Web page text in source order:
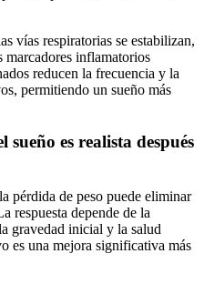
vías respiratorias se estabilizan,
inflamatorios
reducen la frecuencia y la
permitiendo un sueño más
es realista después
pérdida de peso puede eliminar
respuesta depende de la
gravedad inicial y la salud
es una mejora significativa más